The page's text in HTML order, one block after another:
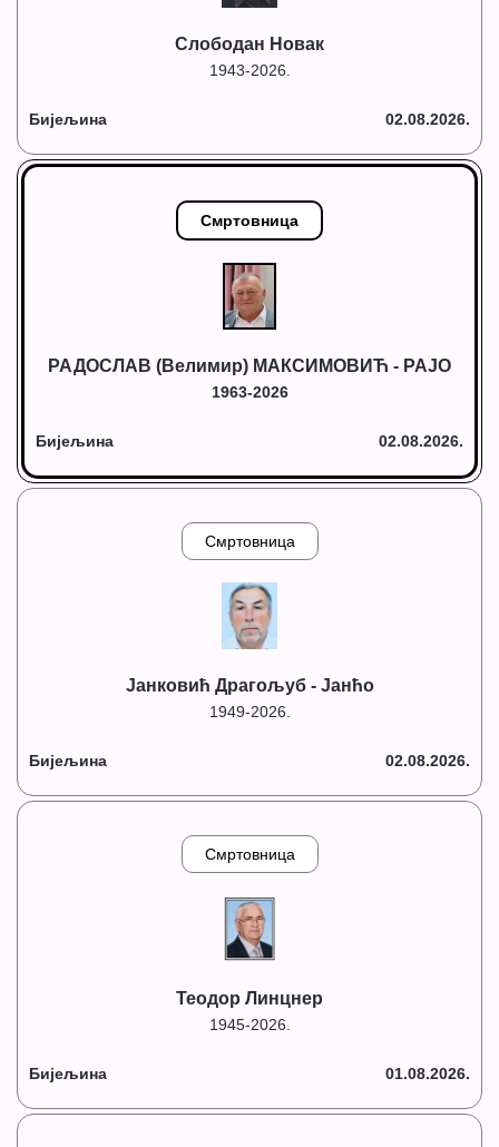
Слободан Новак
1943-2026.
Бијељина 02.08.2026.
Смртовница
РАДОСЛАВ (Велимир) МАКСИМОВИЋ - РАЈО
1963-2026
Бијељина 02.08.2026.
Смртовница
Јанковић Драгољуб - Јанћо
1949-2026.
Бијељина 02.08.2026.
Смртовница
Теодор Линцнер
1945-2026.
Бијељина 01.08.2026.